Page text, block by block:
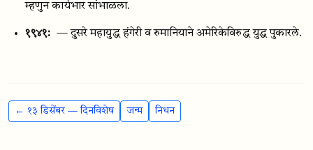
म्हणुन कार्यभार सांभाळला.
१९४१: — दुसरे महायुद्ध हंगेरी व रुमानियाने अमेरिकेविरुद्ध युद्ध पुकारले.
← १३ डिसेंबर — दिनविशेष जन्म निधन